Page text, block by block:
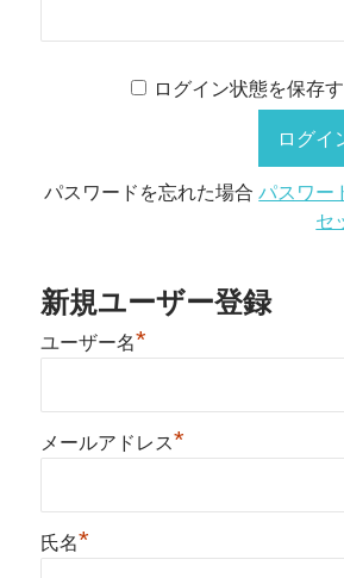
ログイン状態を保存
パスワードを忘れた場合パスワー
セ
新規ユーザー登録
ユーザー名*
メールアドレス*
氏名*